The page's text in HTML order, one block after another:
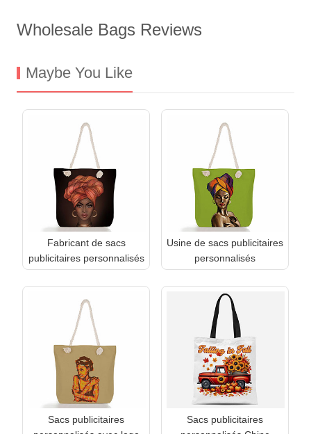
Wholesale Bags Reviews
Maybe You Like
Fabricant de sacs
publicitaires personnalisés
Usine de sacs publicitaires
personnalisés
Sacs publicitaires
Sacs publicitaires